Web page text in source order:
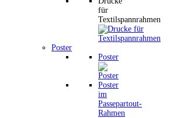
für
Textilspannrahmen
Poster
Poster
Poster
im
Passepartout-
Rahmen